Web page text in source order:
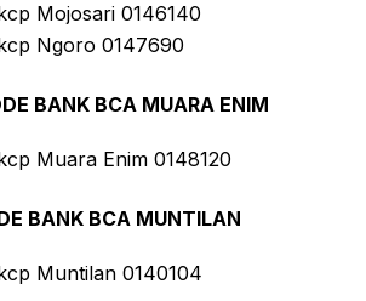
Mojosari 0146140
Ngoro 0147690
BANK BCA MUARA ENIM
Muara Enim 0148120
BANK BCA MUNTILAN
Muntilan 0140104